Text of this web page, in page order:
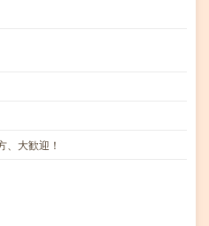
、大歓迎！